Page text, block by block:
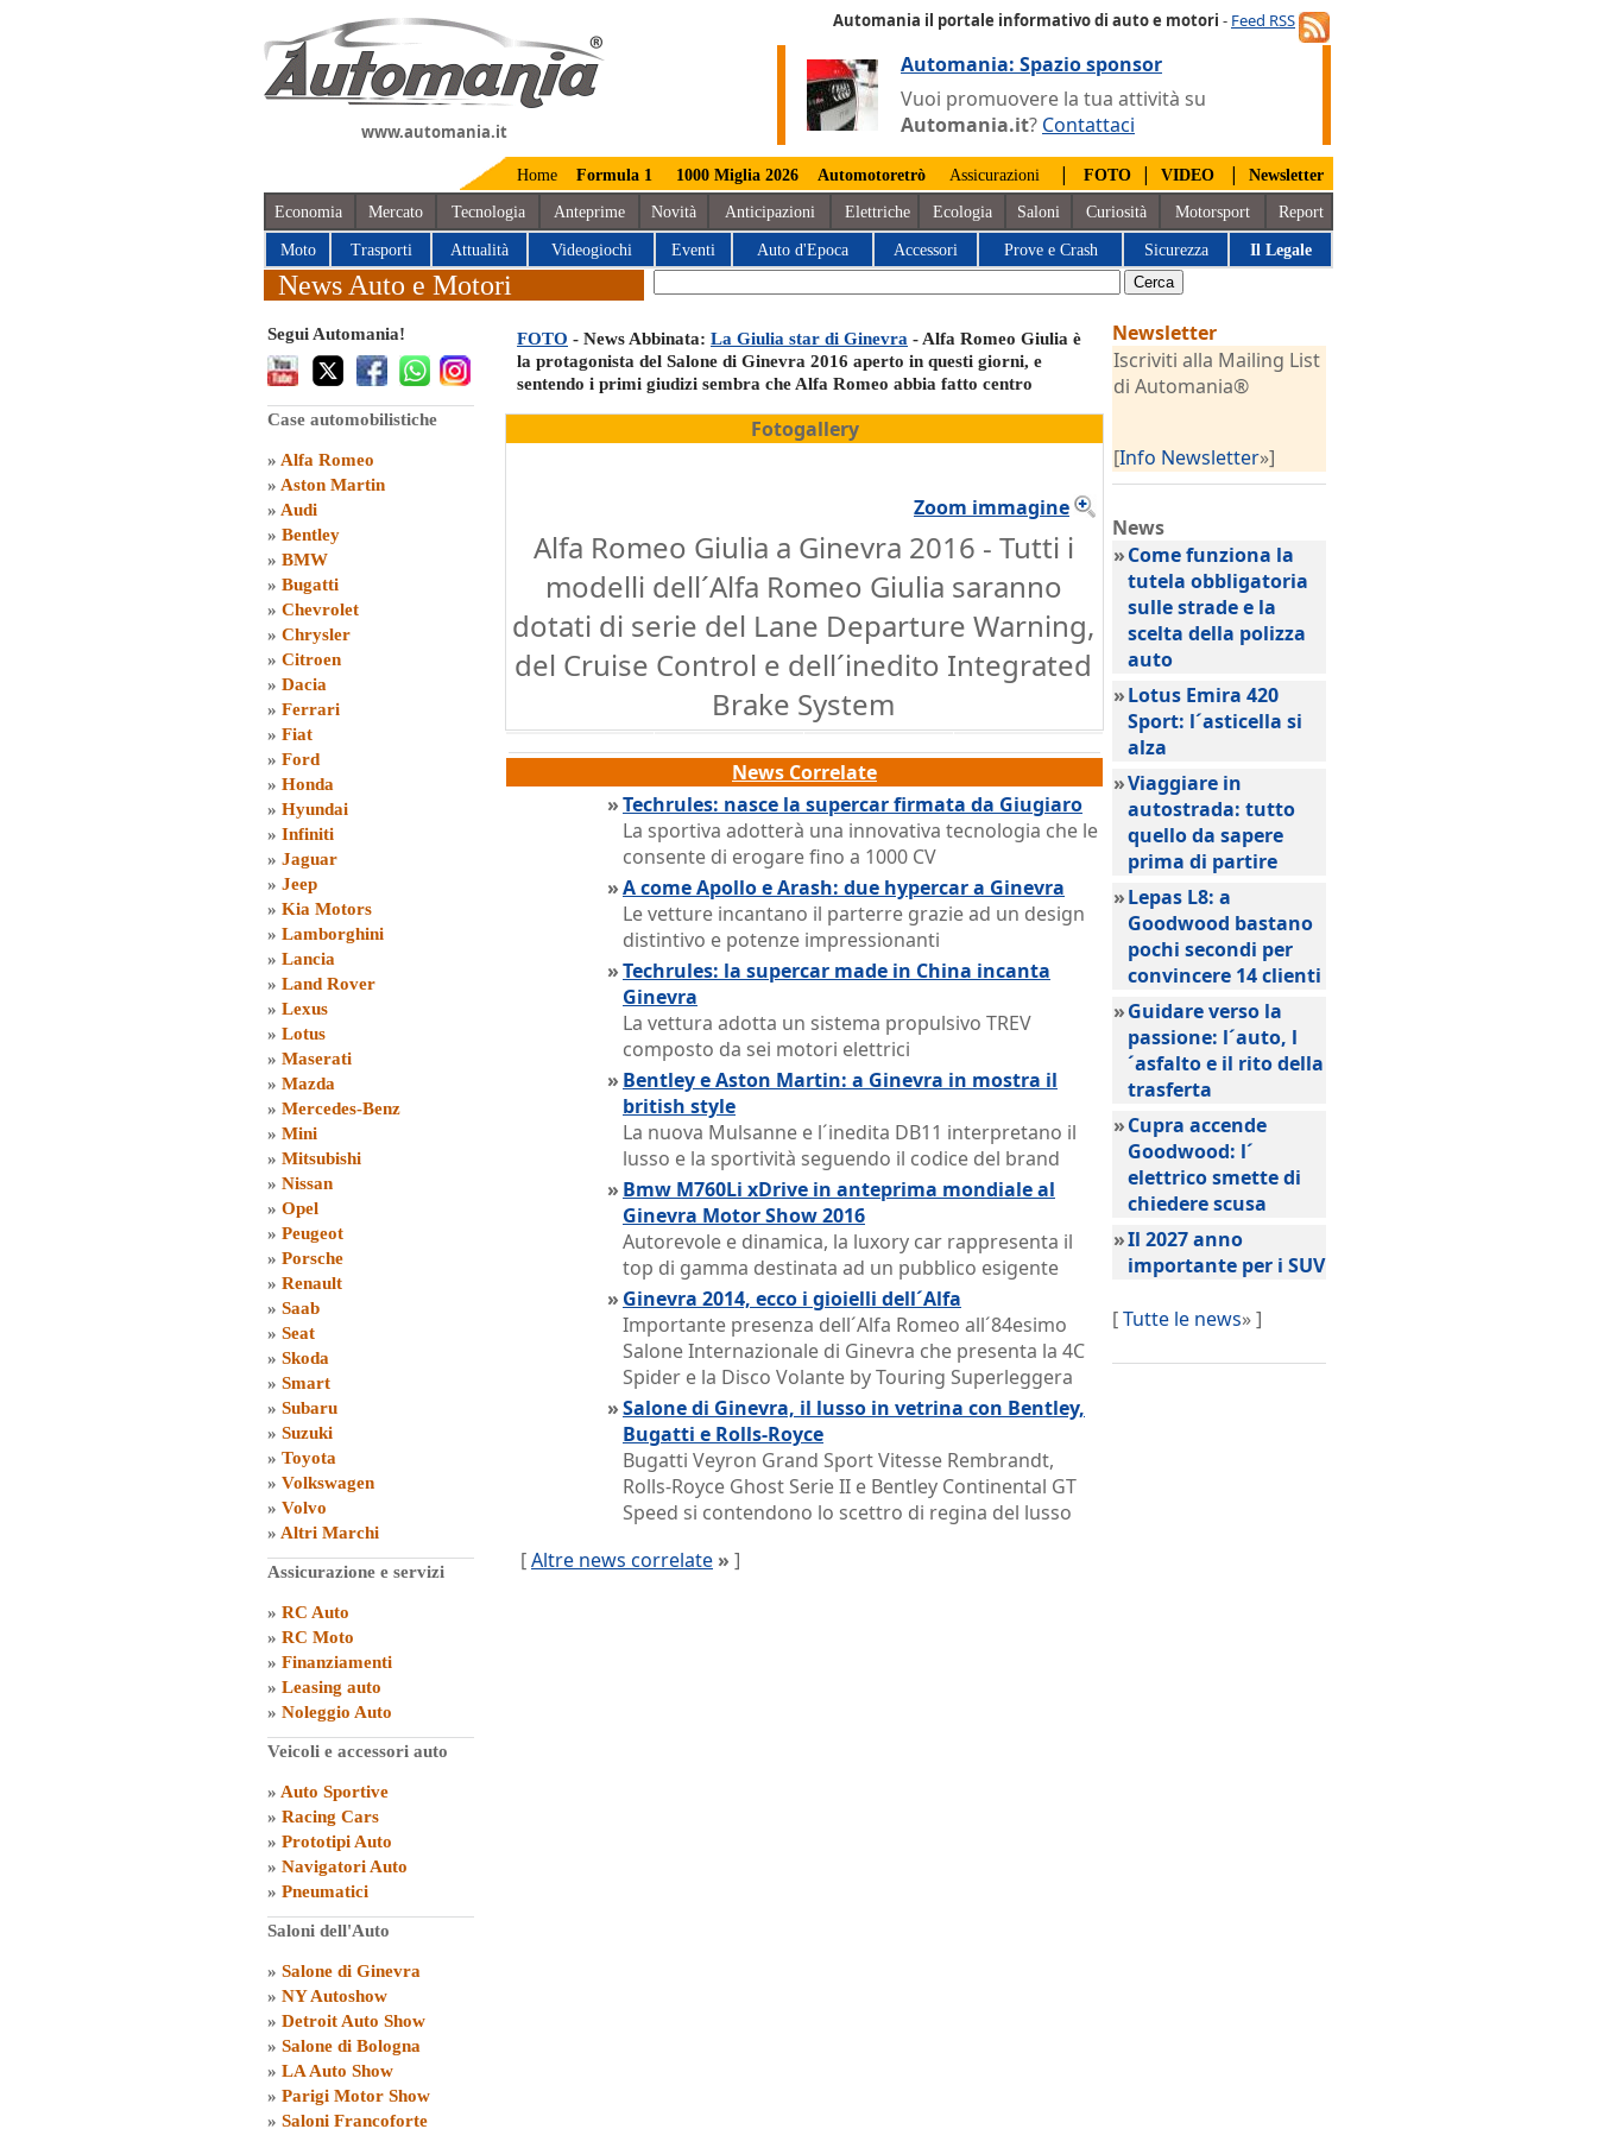
www.automania.it
Automania il portale informativo di auto e motori - Feed RSS
Automania: Spazio sponsor
Vuoi promuovere la tua attività su
Automania.it? Contattaci
Home Formula 1 1000 Miglia 2026 Automotoretrò Assicurazioni | FOTO | VIDEO | Newsletter
Economia Mercato Tecnologia Anteprime Novità Anticipazioni Elettriche Ecologia Saloni Curiosità Motorsport Report
Moto Trasporti Attualità Videogiochi Eventi Auto d'Epoca Accessori Prove e Crash Sicurezza Il Legale
News Auto e Motori
Segui Automania!
Case automobilistiche
» Alfa Romeo
» Aston Martin
» Audi
» Bentley
» BMW
» Bugatti
» Chevrolet
» Chrysler
» Citroen
» Dacia
» Ferrari
» Fiat
» Ford
» Honda
» Hyundai
» Infiniti
» Jaguar
» Jeep
» Kia Motors
» Lamborghini
» Lancia
» Land Rover
» Lexus
» Lotus
» Maserati
» Mazda
» Mercedes-Benz
» Mini
» Mitsubishi
» Nissan
» Opel
» Peugeot
» Porsche
» Renault
» Saab
» Seat
» Skoda
» Smart
» Subaru
» Suzuki
» Toyota
» Volkswagen
» Volvo
» Altri Marchi
Assicurazione e servizi
» RC Auto
» RC Moto
» Finanziamenti
» Leasing auto
» Noleggio Auto
Veicoli e accessori auto
» Auto Sportive
» Racing Cars
» Prototipi Auto
» Navigatori Auto
» Pneumatici
Saloni dell'Auto
» Salone di Ginevra
» NY Autoshow
» Detroit Auto Show
» Salone di Bologna
» LA Auto Show
» Parigi Motor Show
» Saloni Francoforte
FOTO - News Abbinata: La Giulia star di Ginevra - Alfa Romeo Giulia è
la protagonista del Salone di Ginevra 2016 aperto in questi giorni, e
sentendo i primi giudizi sembra che Alfa Romeo abbia fatto centro
Fotogallery
Zoom immagine
Alfa Romeo Giulia a Ginevra 2016 - Tutti i
modelli dell´Alfa Romeo Giulia saranno
dotati di serie del Lane Departure Warning,
del Cruise Control e dell´inedito Integrated
Brake System
News Correlate
»Techrules: nasce la supercar firmata da Giugiaro
La sportiva adotterà una innovativa tecnologia che le
consente di erogare fino a 1000 CV
»A come Apollo e Arash: due hypercar a Ginevra
Le vetture incantano il parterre grazie ad un design
distintivo e potenze impressionanti
»Techrules: la supercar made in China incanta
Ginevra
La vettura adotta un sistema propulsivo TREV
composto da sei motori elettrici
» Bentley e Aston Martin: a Ginevra in mostra il
british style
La nuova Mulsanne e l´inedita DB11 interpretano il
lusso e la sportività seguendo il codice del brand
» Bmw M760Li xDrive in anteprima mondiale al
Ginevra Motor Show 2016
Autorevole e dinamica, la luxory car rappresenta il
top di gamma destinata ad un pubblico esigente
» Ginevra 2014, ecco i gioielli dell´Alfa
Importante presenza dell´Alfa Romeo all´84esimo
Salone Internazionale di Ginevra che presenta la 4C
Spider e la Disco Volante by Touring Superleggera
»Salone di Ginevra, il lusso in vetrina con Bentley,
Bugatti e Rolls-Royce
Bugatti Veyron Grand Sport Vitesse Rembrandt,
Rolls-Royce Ghost Serie II e Bentley Continental GT
Speed si contendono lo scettro di regina del lusso
[Altre news correlate » ]
Newsletter
Iscriviti alla Mailing List
di Automania®
[Info Newsletter»]
News
»Come funziona la
tutela obbligatoria
sulle strade e la
scelta della polizza
auto
»Lotus Emira 420
Sport: l´asticella si
alza
»Viaggiare in
autostrada: tutto
quello da sapere
prima di partire
»Lepas L8: a
Goodwood bastano
pochi secondi per
convincere 14 clienti
»Guidare verso la
passione: l´auto, l
´asfalto e il rito della
trasferta
»Cupra accende
Goodwood: l´
elettrico smette di
chiedere scusa
»Il 2027 anno
importante per i SUV
[Tutte le news» ]